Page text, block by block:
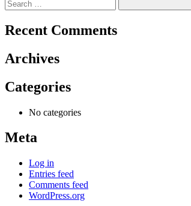
Recent Comments
Archives
Categories
No categories
Meta
Log in
Entries feed
Comments feed
WordPress.org